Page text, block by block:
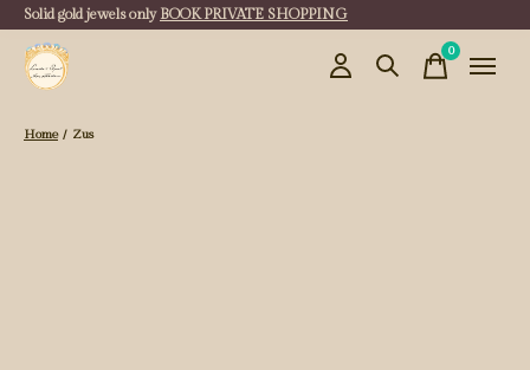
Solid gold jewels only BOOK PRIVATE SHOPPING
0items
Home / Zus